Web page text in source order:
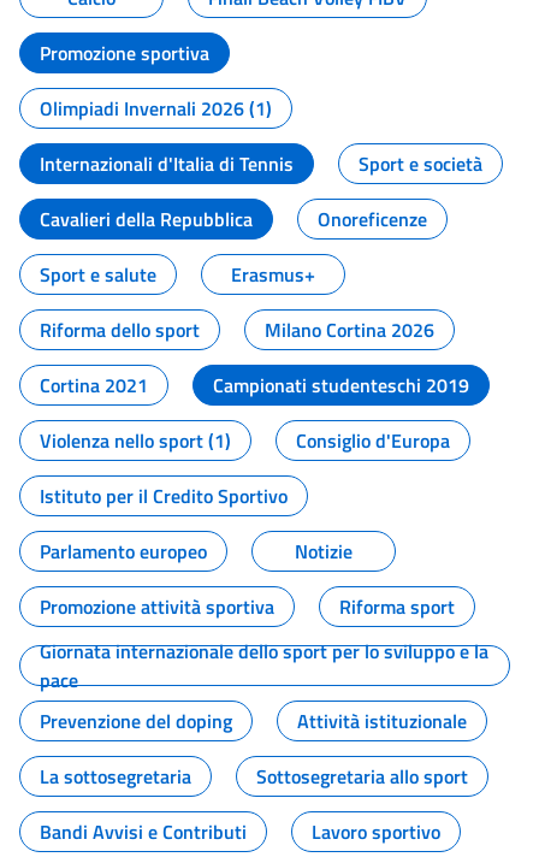
Promozione sportiva
Olimpiadi Invernali 2026 (1)
Internazionali d'Italia di Tennis
Sport e società
Cavalieri della Repubblica
Onoreficenze
Sport e salute
Erasmus+
Riforma dello sport
Milano Cortina 2026
Cortina 2021
Campionati studenteschi 2019
Violenza nello sport (1)
Consiglio d'Europa
Istituto per il Credito Sportivo
Parlamento europeo
Notizie
Promozione attività sportiva
Riforma sport
Giornata internazionale dello sport per lo sviluppo e la
pace
Prevenzione del doping
Attività istituzionale
La sottosegretaria
Sottosegretaria allo sport
Bandi Avvisi e Contributi
Lavoro sportivo